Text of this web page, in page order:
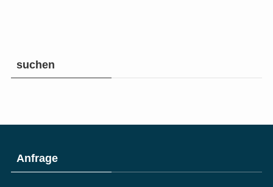
suchen
Anfrage